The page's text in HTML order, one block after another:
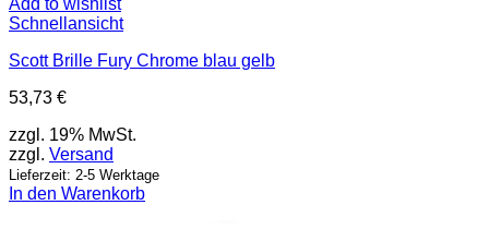
Add to wishlist
Schnellansicht
Scott Brille Fury Chrome blau gelb
53,73 €
zzgl. 19% MwSt.
zzgl. Versand
Lieferzeit: 2-5 Werktage
In den Warenkorb